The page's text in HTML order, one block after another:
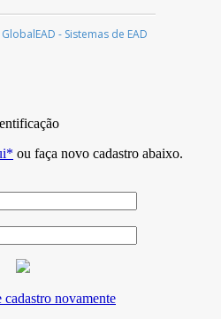
GlobalEAD - Sistemas de EAD